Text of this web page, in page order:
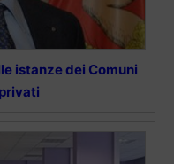
istanze dei Comuni